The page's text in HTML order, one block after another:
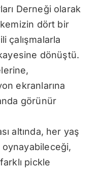
Derneği olarak
dört bir
çalışmalarla
dönüştü.
ekranlarına
görünür
altında, her yaş
pickle